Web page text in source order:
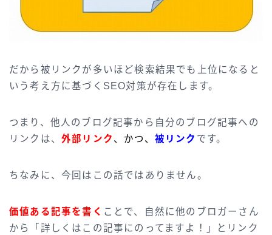
だから被リンクが多いほど検索結果でも上位になると
いう考え方に基づくSEO対策が存在します。
つまり、他人のブログ記事から自分のブログ記事への
リンクは、 外部リンク 、かつ、 被リンク です。
ちなみに、今回はこの話ではありません。
価値ある記事を書く ことで、自然に他のブロガーさん
から「詳しくはこの記事にのってますよ！」とリンク